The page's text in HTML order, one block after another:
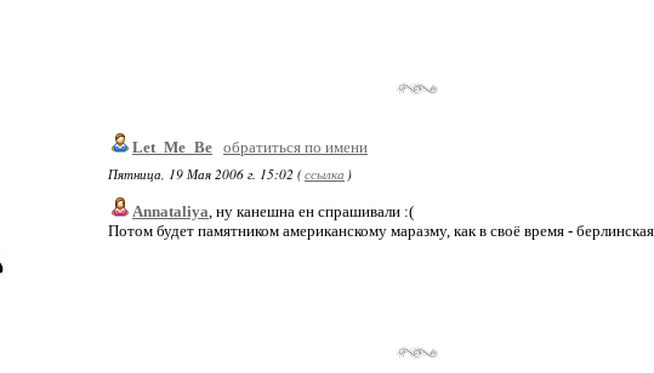
Let_Me_Be обратиться по имени
Пятница, 19 Мая 2006 г. 15:02 (ссылка )
Annataliya, ну канешна ен спрашивали :(
Потом будет памятником американскому маразму, как в своё время -